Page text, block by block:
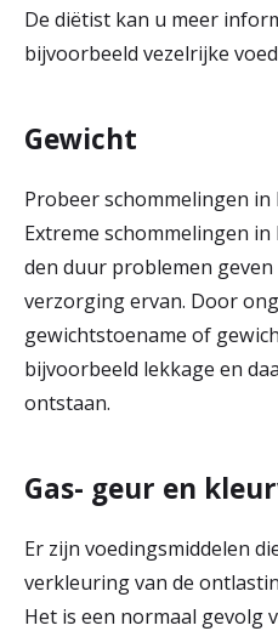
De diëtist kan u meer
bijvoorbeeld vezelrijke
Gewicht
Probeer schommelingen
Extreme schommelingen
den duur problemen
verzorging ervan. Door
gewichtstoename of
bijvoorbeeld lekkage en
ontstaan.
Gas- geur en
Er zijn voedingsmiddelen
verkleuring van de
Het is een normaal gevolg